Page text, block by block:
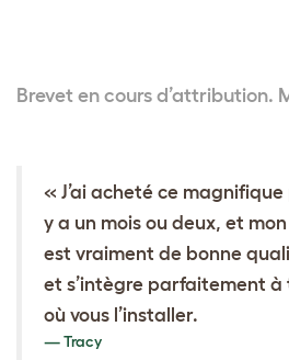
Brevet en cours d’attribution.
« J’ai acheté ce
y a un mois ou deux, et
est vraiment de bonne
et s’intègre parfaitement à
où vous l’installer.
Tracy